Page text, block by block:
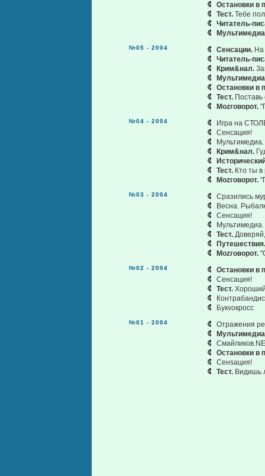
Остановки в
Тест. Тебе
Читатель-
№05 - 2004 Сенсации. На
Читатель-
Крим&нал.
Остановки в
Тест.
Моzговорот.
№04 - 2004
Игра на
Сенсация!
Мультимедиа.
Крим&нал.
Тест. Кто ты в
Моzговорот.
№03 - 2004
Сразились
Весна.
Сенсация!
Мультимедиа
Тест.
Путешествия.
Моzговорот.
№02 - 2004
Остановки в
Сенсация!
Тест.
Букvокросс
№01 - 2004
Отражения
Остановки в
Сенsация!
Тест. Видишь